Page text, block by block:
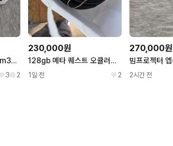
단초점 빔프로젝터 nec m352ws 3500안시 wxga
3 2
230,000원
128gb 메타 퀘스트 오큘러스퀘스트 2 판매합니다!
1일 전 2
270,000원
2시간 전